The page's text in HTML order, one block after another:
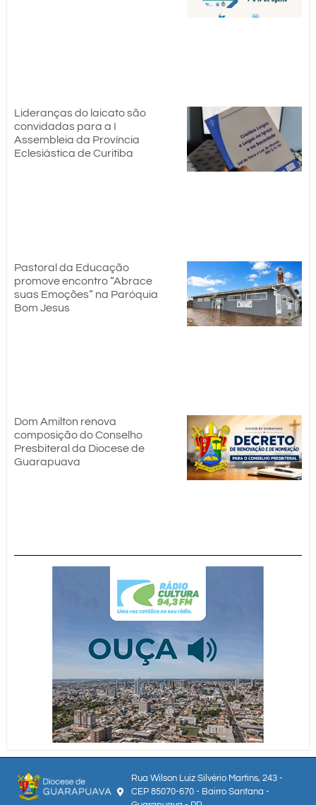
Lideranças do laicato são
convidadas para a I
Assembleia da Província
Eclesiástica de Curitiba
Pastoral da Educação
promove encontro “Abrace
suas Emoções” na Paróquia
Bom Jesus
Dom Amilton renova
composição do Conselho
Presbiteral da Diocese de
Guarapuava
Rua Wilson Luiz Silvério Martins, 243 -
CEP 85070-670 - Bairro Santana -